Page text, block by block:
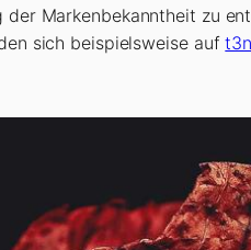
Markenbekanntheit zu
sich beispielsweise auf